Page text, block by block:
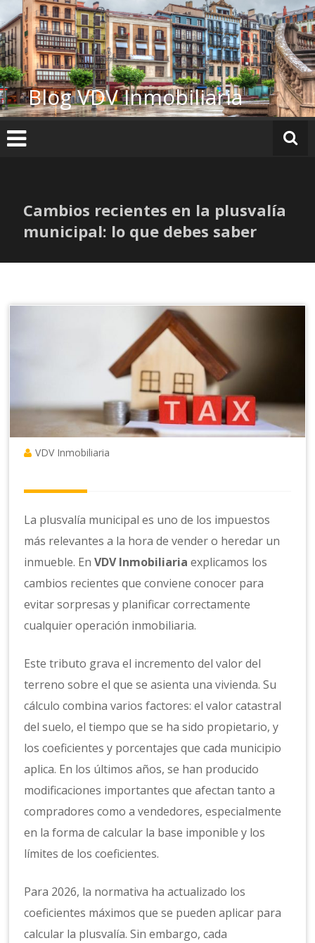
al
contenido
Blog VDV Inmobiliaria
Cambios recientes en la plusvalía
municipal: lo que debes saber
VDV Inmobiliaria
La plusvalía municipal es uno de los impuestos
más relevantes a la hora de vender o heredar un
inmueble. En VDV Inmobiliaria explicamos los
cambios recientes que conviene conocer para
evitar sorpresas y planificar correctamente
cualquier operación inmobiliaria.
Este tributo grava el incremento del valor del
terreno sobre el que se asienta una vivienda. Su
cálculo combina varios factores: el valor catastral
del suelo, el tiempo que se ha sido propietario, y
los coeficientes y porcentajes que cada municipio
aplica. En los últimos años, se han producido
modificaciones importantes que afectan tanto a
compradores como a vendedores, especialmente
en la forma de calcular la base imponible y los
límites de los coeficientes.
Para 2026, la normativa ha actualizado los
coeficientes máximos que se pueden aplicar para
calcular la plusvalía. Sin embargo, cada